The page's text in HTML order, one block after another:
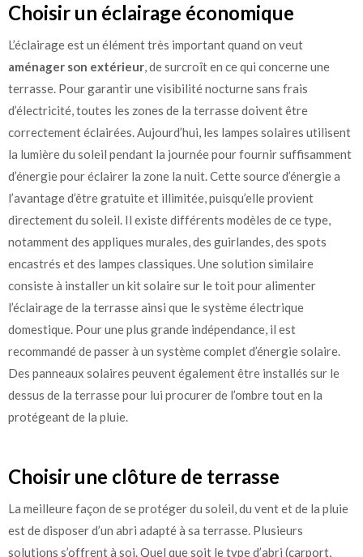
Choisir un éclairage économique
L’éclairage est un élément très important quand on veut
aménager son extérieur, de surcroît en ce qui concerne une
terrasse. Pour garantir une visibilité nocturne sans frais
d’électricité, toutes les zones de la terrasse doivent être
correctement éclairées. Aujourd’hui, les lampes solaires utilisent
la lumière du soleil pendant la journée pour fournir suffisamment
d’énergie pour éclairer la zone la nuit. Cette source d’énergie a
l’avantage d’être gratuite et illimitée, puisqu’elle provient
directement du soleil. Il existe différents modèles de ce type,
notamment des appliques murales, des guirlandes, des spots
encastrés et des lampes classiques. Une solution similaire
consiste à installer un kit solaire sur le toit pour alimenter
l’éclairage de la terrasse ainsi que le système électrique
domestique. Pour une plus grande indépendance, il est
recommandé de passer à un système complet d’énergie solaire.
Des panneaux solaires peuvent également être installés sur le
dessus de la terrasse pour lui procurer de l’ombre tout en la
protégeant de la pluie.
Choisir une clôture de terrasse
La meilleure façon de se protéger du soleil, du vent et de la pluie
est de disposer d’un abri adapté à sa terrasse. Plusieurs
solutions s’offrent à soi. Quel que soit le type d’abri (carport,